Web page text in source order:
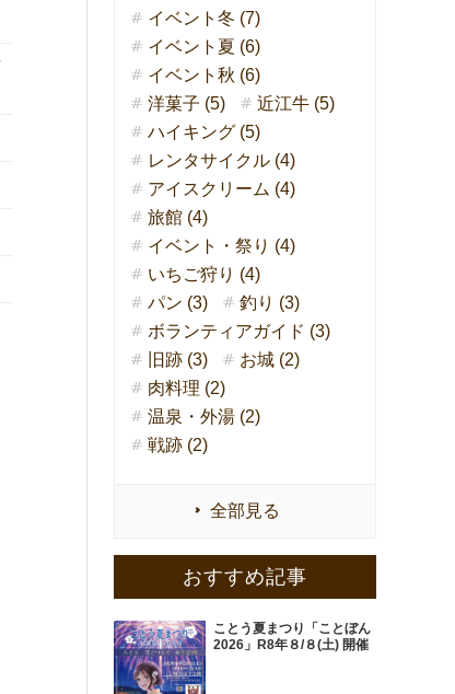
イベント冬 (7)
イベント夏 (6)
イベント秋 (6)
洋菓子 (5)
近江牛 (5)
ハイキング (5)
レンタサイクル (4)
アイスクリーム (4)
旅館 (4)
イベント・祭り (4)
いちご狩り (4)
パン (3)
釣り (3)
ボランティアガイド (3)
旧跡 (3)
お城 (2)
肉料理 (2)
温泉・外湯 (2)
戦跡 (2)
全部見る
おすすめ記事
ことう夏まつり「ことぼん
2026」R8年８/８(土) 開催